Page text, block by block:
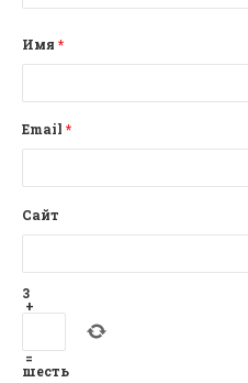
Имя *
Email *
Сайт
3
+
=
шесть